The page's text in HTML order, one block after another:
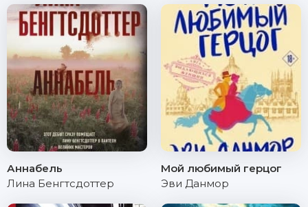
Аннабель
Лина Бенгтсдоттер
Мой любимый герцог
Эви Данмор